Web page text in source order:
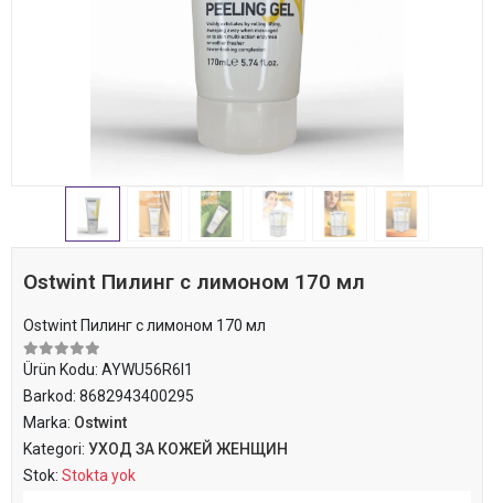
Ostwint Пилинг с лимоном 170 мл
Ostwint Пилинг с лимоном 170 мл
Ürün Kodu: AYWU56R6I1
Barkod: 8682943400295
Marka: Ostwint
Kategori: УХОД ЗА КОЖЕЙ ЖЕНЩИН
Stok: Stokta yok